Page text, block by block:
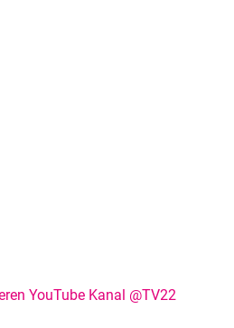
YouTube Kanal @TV22